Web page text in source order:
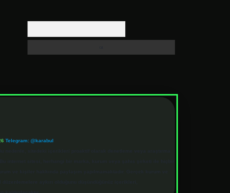
Telegram: @karabul
nedenle, sitedeki içerikleri proaktif olarak denetleme veya araştırma